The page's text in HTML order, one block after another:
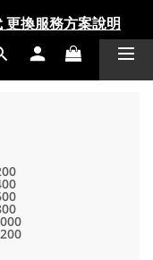
換服務方案說明
起 >> 馬上選購
換服務方案說明
起 >> 馬上選購